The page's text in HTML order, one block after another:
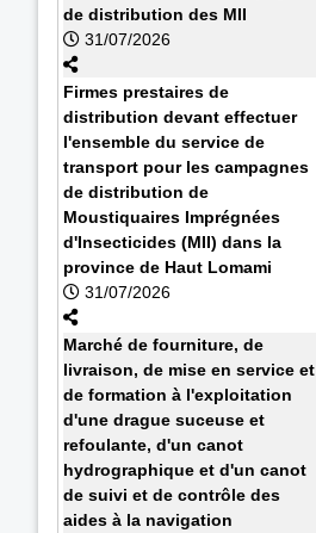
de distribution des MII
31/07/2026
Firmes prestaires de
distribution devant effectuer
l'ensemble du service de
transport pour les campagnes
de distribution de
Moustiquaires Imprégnées
d'Insecticides (MII) dans la
province de Haut Lomami
31/07/2026
Marché de fourniture, de
livraison, de mise en service et
de formation à l'exploitation
d'une drague suceuse et
refoulante, d'un canot
hydrographique et d'un canot
de suivi et de contrôle des
aides à la navigation